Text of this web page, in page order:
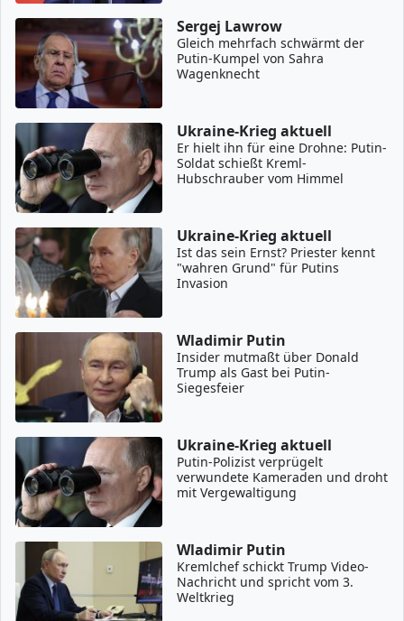
Sergej Lawrow
Gleich mehrfach schwärmt der
Putin-Kumpel von Sahra
Wagenknecht
Ukraine-Krieg aktuell
Er hielt ihn für eine Drohne: Putin-
Soldat schießt Kreml-
Hubschrauber vom Himmel
Ukraine-Krieg aktuell
Ist das sein Ernst? Priester kennt
"wahren Grund" für Putins
Invasion
Wladimir Putin
Insider mutmaßt über Donald
Trump als Gast bei Putin-
Siegesfeier
Ukraine-Krieg aktuell
Putin-Polizist verprügelt
verwundete Kameraden und droht
mit Vergewaltigung
Wladimir Putin
Kremlchef schickt Trump Video-
Nachricht und spricht vom 3.
Weltkrieg